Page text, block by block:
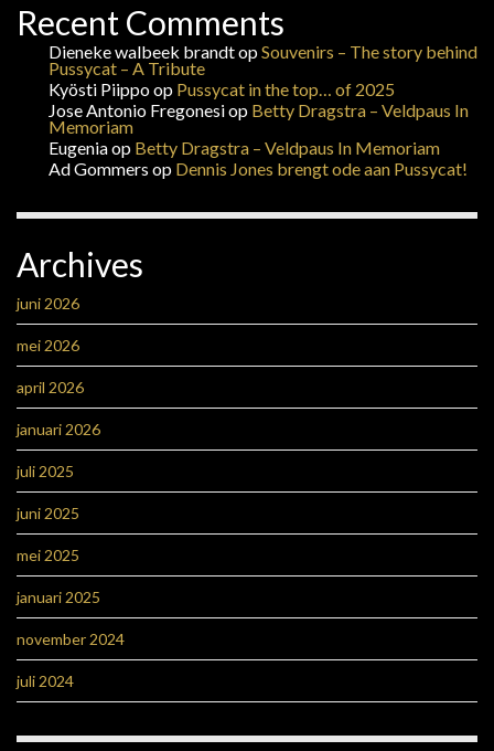
Recent Comments
Dieneke walbeek brandtopSouvenirs – The story behind
Pussycat – A Tribute
Kyösti Piippoop Pussycat in the top… of 2025
Jose Antonio Fregonesiop Betty Dragstra – Veldpaus In
Memoriam
Eugeniaop Betty Dragstra – Veldpaus In Memoriam
Ad Gommers op Dennis Jones brengt ode aan Pussycat!
Archives
juni 2026
mei 2026
april 2026
januari 2026
juli 2025
juni 2025
mei 2025
januari 2025
november 2024
juli 2024